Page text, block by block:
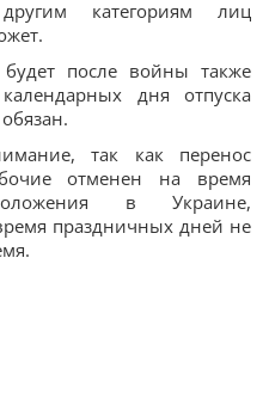
категориям лиц
после войны также
дня отпуска
так как перенос
отменен на время
в Украине,
праздничных дней не